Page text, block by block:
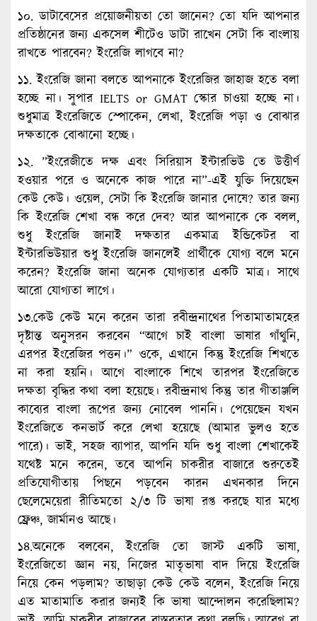
১০. ডাটাবেসের প্রয়োজনীয়তা তো জানেন? তো যদি আপনার
প্রতিষ্ঠানের জন্য একসেল শীটেও ডাটা রাখেন সেটা কি বাংলায়
রাখতে পারবেন? ইংরেজি লাগবে না?
১১. ইংরেজি জানা বলতে আপনাকে ইংরেজির জাহাজ হতে বলা
হচ্ছে না। সুপার IELTS or GMAT স্কোর চাওয়া হচ্ছে না।
শুধুমাত্র ইংরেজিতে স্পোকেন, লেখা, ইংরেজি পড়া ও বোঝার
দক্ষতাকে বোঝানো হচ্ছে।
১২. ”ইংরেজীতে দক্ষ এবং সিরিয়াস ইন্টারভিউ তে উত্তীর্ণ
হওয়ার পরে ও অনেকে কাজ পারে না”-এই যুক্তি দিয়েছেন
কেউ কেউ। ওয়েল, সেটা কি ইংরেজি জানার দোষে? তার জন্য
কি ইংরেজি শেখা বন্ধ করে দেব? আর আপনাকে কে বলল,
শুধু ইংরেজি জানাই দক্ষতার একমাত্র ইন্ডিকেটর বা
ইন্টারভিউয়ার শুধু ইংরেজি জানলেই প্রার্থীকে যোগ্য বলে মনে
করেন? ইংরেজি জানা অনেক যোগ্যতার একটি মাত্র। সাথে
আরো যোগ্যতা লাগে।
১৩.কেউ কেউ মনে করেন তারা রবীন্দ্রনাথের পিতামাতামহের
দৃষ্টান্ত অনুসরন করবেন “আগে চাই বাংলা ভাষার গাঁথুনি,
এরপর ইংরেজির পত্তন।” ওকে, এখানে কিন্তু ইংরেজি শিখতে
না করা হয়নি। আগে বাংলাকে শিখে তারপর ইংরেজিতে
দক্ষতা বৃদ্ধির কথা বলা হয়েছে। রবীন্দ্রনাথ কিন্তু তার গীতাঞ্জলি
কাব্যের বাংলা রূপের জন্য নোবেল পাননি। পেয়েছেন যখন
ইংরেজিতে কনভার্ট করে লেখা হয়েছে (আমার ভুলও হতে
পারে)। ভাই, সহজ ব্যাপার, আপনি যদি শুধু বাংলা শেখাকেই
যথেষ্ট মনে করেন, তবে আপনি চাকরীর বাজারে শুরুতেই
প্রতিযোগীতায় পিছনে পড়বেন কারন এখনকার দিনে
ছেলেমেয়েরা রীতিমতো ২/৩ টি ভাষা রপ্ত করছে যার মধ্যে
ফ্রেঞ্চ, জার্মানও আছে।
১৪.অনেকে বলবেন, ইংরেজি তো জাস্ট একটি ভাষা,
ইংরেজিতো জ্ঞান নয়, নিজের মাতৃভাষা বাদ দিয়ে ইংরেজি
নিয়ে কেন পড়লাম? তাছাড়া কেউ কেউ বলেন, ইংরেজি নিয়ে
এত মাতামাতি করার জন্যই কি ভাষা আন্দোলন করেছিলাম?